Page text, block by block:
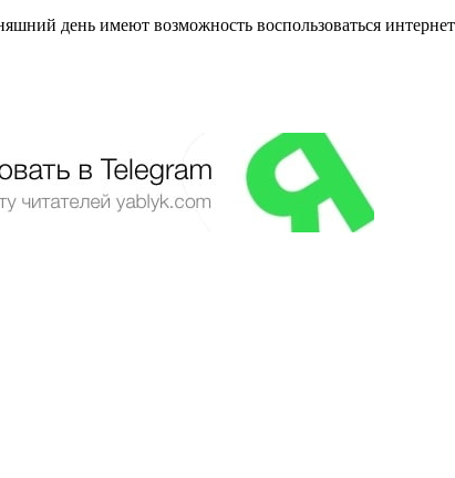
день имеют возможность воспользоваться